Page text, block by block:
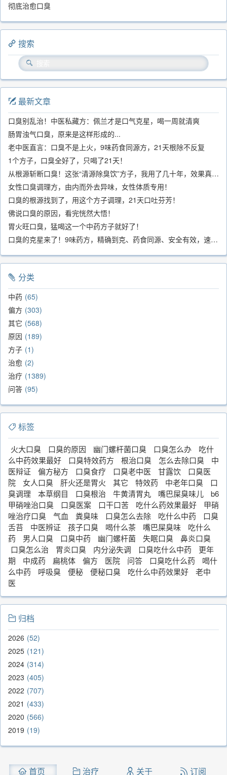
彻底治愈口臭
搜索
最新文章
口臭别乱治！中医私藏方：佩兰才是口气克星，喝一周就清爽
肠胃浊气口臭，原来是这样形成的...
老中医直言：口臭不是上火，9味药食同源方，21天根除不反复
1个方子，口臭全好了，只喝了21天！
从根源斩断口臭！这张“清源除臭饮”方子，我用了几十年，效果真不错
女性口臭调理方，由内而外去异味，女性体质专用！
口臭的根源找到了，用这个方子调理，21天口吐芬芳！
佛说口臭的原因，看完恍然大悟！
胃火旺口臭，猛喝这一个中药方子就好了！
口臭的克星来了！9味药方，精确到克、药食同源、安全有效，速看！
分类
中药 65
偏方 303
其它 568
原因 189
方子 1
治愈 2
治疗 1389
问答 95
标签
火大口臭 口臭的原因 幽门螺杆菌口臭 口臭怎么办
吃什
么中药效果最好
口臭特效药方 根治口臭 怎么去除口臭
中
医辩证
偏方秘方 口臭食疗 口臭老中医 甘露饮
口臭医
院
女人口臭 肝火还是胃火 其它 特效药 中老年口臭
口
臭调理
本草纲目 口臭根治 牛黄清胃丸 嘴巴屎臭味儿
b6
甲硝唑治口臭
口臭医案 口干口苦 吃什么药效果最好
甲硝
唑治疗口臭
气血 粪臭味 口臭怎么去除 吃什么中药
口臭
舌苔
中医辨证 孩子口臭 喝什么茶 嘴巴屎臭味
吃什么
药
男人口臭 口臭中药 幽门螺杆菌 失眠口臭
鼻炎口臭
口臭怎么治
胃炎口臭 内分泌失调 口臭吃什么中药
更年
期
中成药 扁桃体 偏方 医院 问答 口臭吃什么药
喝什
么中药
呼吸臭 便秘 便秘口臭 吃什么中药效果好
老中
医
归档
2026 52
2025 121
2024 314
2023 405
2022 707
2021
433
2020 566
2019 19
首页 治疗 关于 订阅